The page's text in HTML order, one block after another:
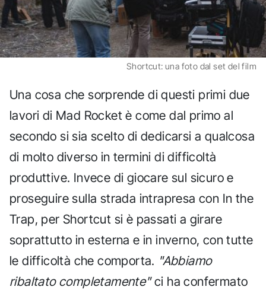
Shortcut: una foto dal set del film
Una cosa che sorprende di questi primi due
lavori di Mad Rocket è come dal primo al
secondo si sia scelto di dedicarsi a qualcosa
di molto diverso in termini di difficoltà
produttive. Invece di giocare sul sicuro e
proseguire sulla strada intrapresa con In the
Trap, per Shortcut si è passati a girare
soprattutto in esterna e in inverno, con tutte
le difficoltà che comporta. "Abbiamo
ribaltato completamente"ci ha confermato